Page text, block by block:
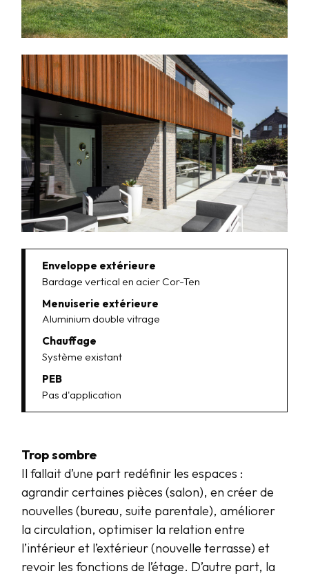
Enveloppe extérieure
Bardage vertical en acier Cor-Ten
Menuiserie extérieure
Aluminium double vitrage
Chauffage
Système existant
PEB
Pas d'application
Trop sombre
Il fallait d’une part redéfinir les espaces :
agrandir certaines pièces (salon), en créer de
nouvelles (bureau, suite parentale), améliorer
la circulation, optimiser la relation entre
l’intérieur et l’extérieur (nouvelle terrasse) et
revoir les fonctions de l’étage. D’autre part, la